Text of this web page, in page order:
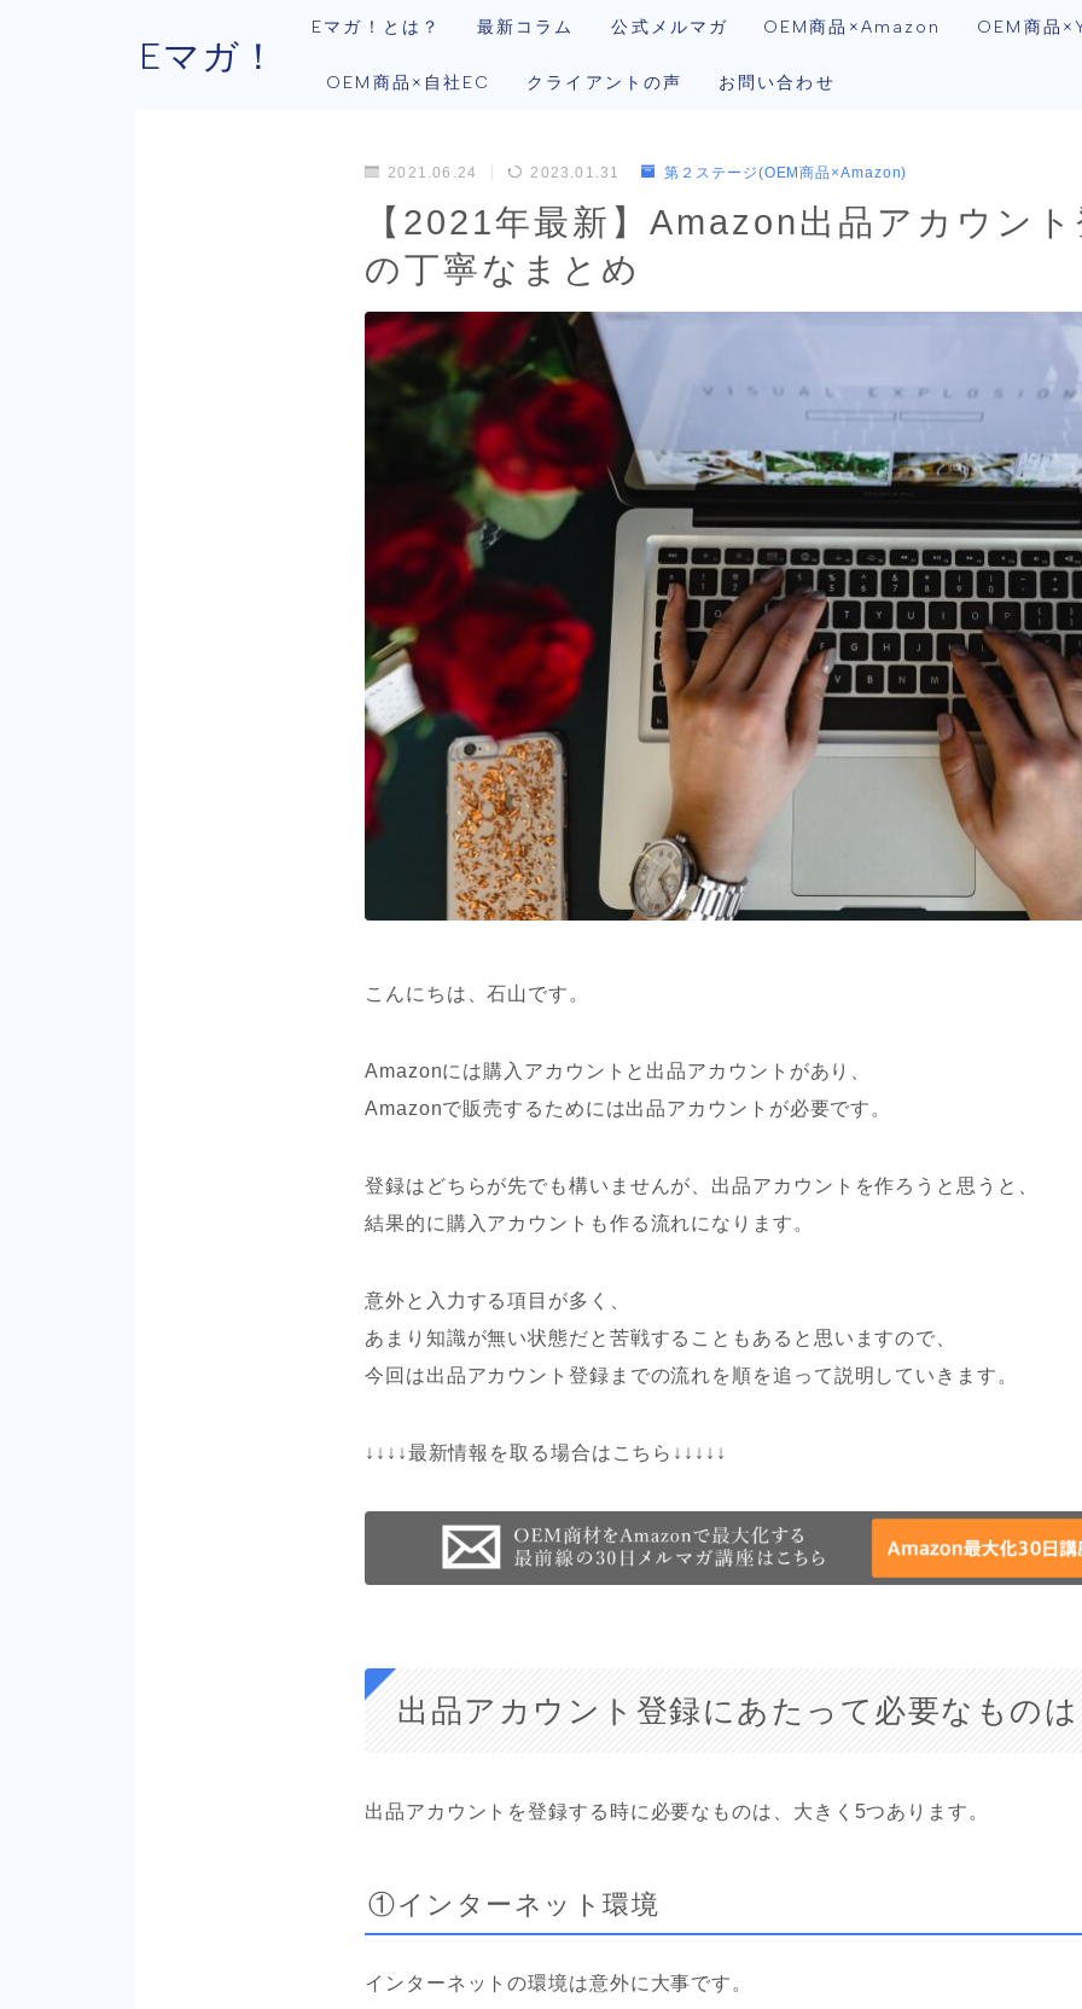
Eマガ！
Eマガ！とは？ 最新コラム 公式メルマガ OEM商品×Amazon OEM商品
OEM商品×自社EC クライアントの声 お問い合わせ
2021.06.24 2023.01.31 第２ステージ(OEM商品×Amazon)
【2021年最新】Amazon出品アカウン
の丁寧なまとめ
こんにちは、石山です。
Amazonには購入アカウントと出品アカウントがあり、
Amazonで販売するためには出品アカウントが必要です。
登録はどちらが先でも構いませんが、出品アカウントを作ろうと思うと、
結果的に購入アカウントも作る流れになります。
意外と入力する項目が多く、
あまり知識が無い状態だと苦戦することもあると思いますので、
今回は出品アカウント登録までの流れを順を追って説明していきます。
↓↓↓↓最新情報を取る場合はこちら↓↓↓↓↓
出品アカウント登録にあたって必要なもの
出品アカウントを登録する時に必要なものは、大きく5つあります。
①インターネット環境
インターネットの環境は意外に大事です。